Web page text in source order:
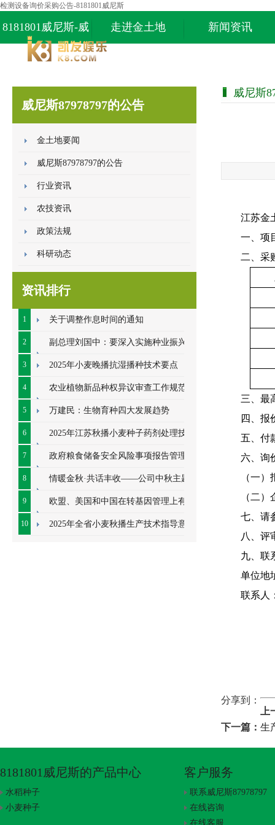
检测设备询价采购公告-8181801威尼斯
8181801威尼斯-威
尼斯87978797
走进金土地 新闻资讯
威尼斯87978797的公告
金土地要闻
威尼斯87978797的公告
行业资讯
农技资讯
政策法规
科研动态
资讯排行
1 关于调整作息时间的通知
2 副总理刘国中：要深入实施种业振兴行
动
3 2025年小麦晚播抗湿播种技术要点
4 农业植物新品种权异议审查工作规范
（试行）
5 万建民：生物育种四大发展趋势
6 2025年江苏秋播小麦种子药剂处理技术
7 政府粮食储备安全风险事项报告管理办
8 情暖金秋·共话丰收——公司中秋主题联
谊会顺利开展
9 欧盟、美国和中国在转基因管理上有何
差异
10 2025年全省小麦秋播生产技术指导意见
威尼斯
江苏金
一、项
二、 采
三、最
四、报
五、付
六、 询
（一）
（二）
七、 请
八、评
九、联
单位地
联系人
分享到：
下一篇： 生
8181801威尼斯的产品中心
水稻种子
小麦种子
客户服务
联系威尼斯87978797
在线咨询
在线客服